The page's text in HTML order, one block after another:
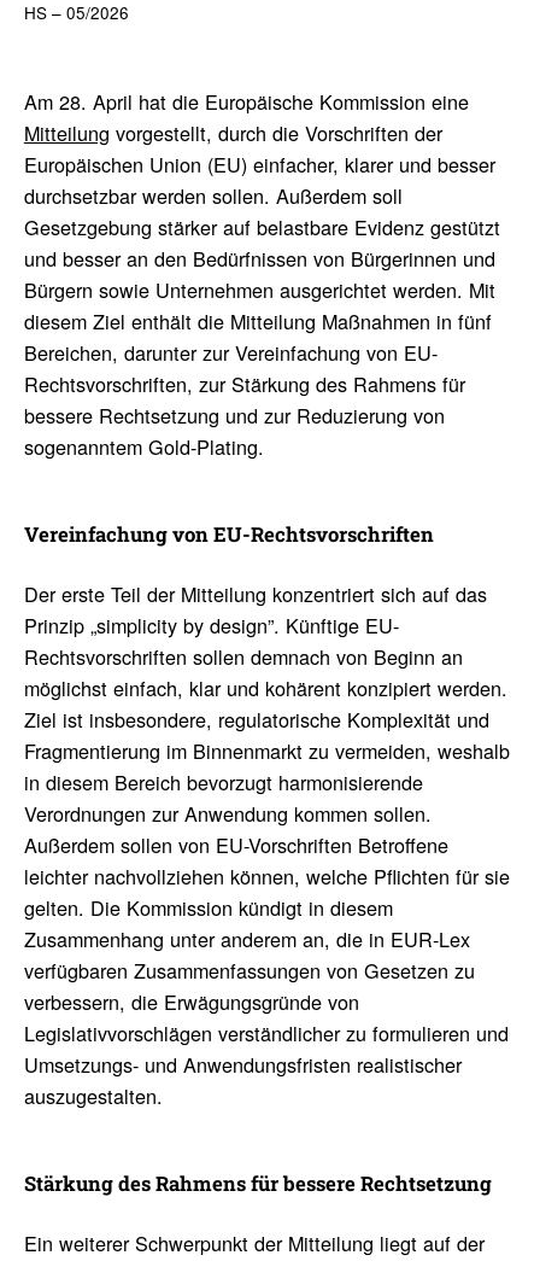
HS – 05/2026
Am 28. April hat die Europäische Kommission eine
Mitteilung vorgestellt, durch die Vorschriften der
Europäischen Union (EU) einfacher, klarer und besser
durchsetzbar werden sollen. Außerdem soll
Gesetzgebung stärker auf belastbare Evidenz gestützt
und besser an den Bedürfnissen von Bürgerinnen und
Bürgern sowie Unternehmen ausgerichtet werden. Mit
diesem Ziel enthält die Mitteilung Maßnahmen in fünf
Bereichen, darunter zur Vereinfachung von EU-
Rechtsvorschriften, zur Stärkung des Rahmens für
bessere Rechtsetzung und zur Reduzierung von
sogenanntem Gold-Plating.
Verein­fa­chung von EU-Rechts­vor­schriften
Der erste Teil der Mitteilung konzentriert sich auf das
Prinzip „simplicity by design”. Künftige EU-
Rechtsvorschriften sollen demnach von Beginn an
möglichst einfach, klar und kohärent konzipiert werden.
Ziel ist insbesondere, regulatorische Komplexität und
Fragmentierung im Binnenmarkt zu vermeiden, weshalb
in diesem Bereich bevorzugt harmonisierende
Verordnungen zur Anwendung kommen sollen.
Außerdem sollen von EU-Vorschriften Betroffene
leichter nachvollziehen können, welche Pflichten für sie
gelten. Die Kommission kündigt in diesem
Zusammenhang unter anderem an, die in EUR-Lex
verfügbaren Zusammenfassungen von Gesetzen zu
verbessern, die Erwägungsgründe von
Legislativvorschlägen verständlicher zu formulieren und
Umsetzungs- und Anwendungsfristen realistischer
auszugestalten.
Stär­kung des Rahmens für bessere Recht­set­zung
Ein weiterer Schwerpunkt der Mitteilung liegt auf der